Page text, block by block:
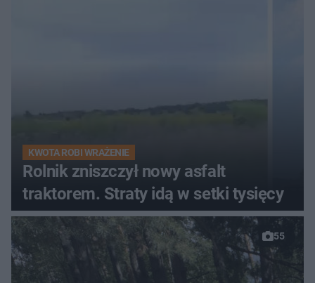
KWOTA ROBI WRAŻENIE
Rolnik zniszczył nowy asfalt
traktorem. Straty idą w setki tysięcy
55